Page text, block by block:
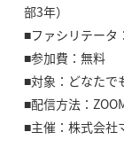
部3年）
■ファシリテータ
■参加費：無料
■対象：どなたで
■配信方法：
■主催：株式会社